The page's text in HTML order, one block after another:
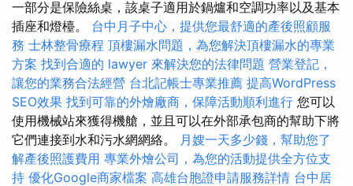
一部分是保險絲桌，該桌子適用於鍋爐和空調功率以及基本
插座和燈檯。 台中月子中心，提供您最舒適的產後照顧服
務 士林整骨療程 頂樓漏水問題，為您解決頂樓漏水的專業
方案 找到合適的 lawyer 來解決您的法律問題 營業登記，
讓您的業務合法經營 台北記帳士專業推薦 提高WordPress
SEO效果 找到可靠的外燴廠商，保障活動順利進行 您可以
使用機械站來獲得機艙，並且可以在外部承包商的幫助下將
它們連接到水和污水網網絡。
月嫂一天多少錢，幫助您了
解產後照護費用 專業外燴公司，為您的活動提供全方位支
持 優化Google商家檔案 高雄台胞證申請服務詳情 台中居